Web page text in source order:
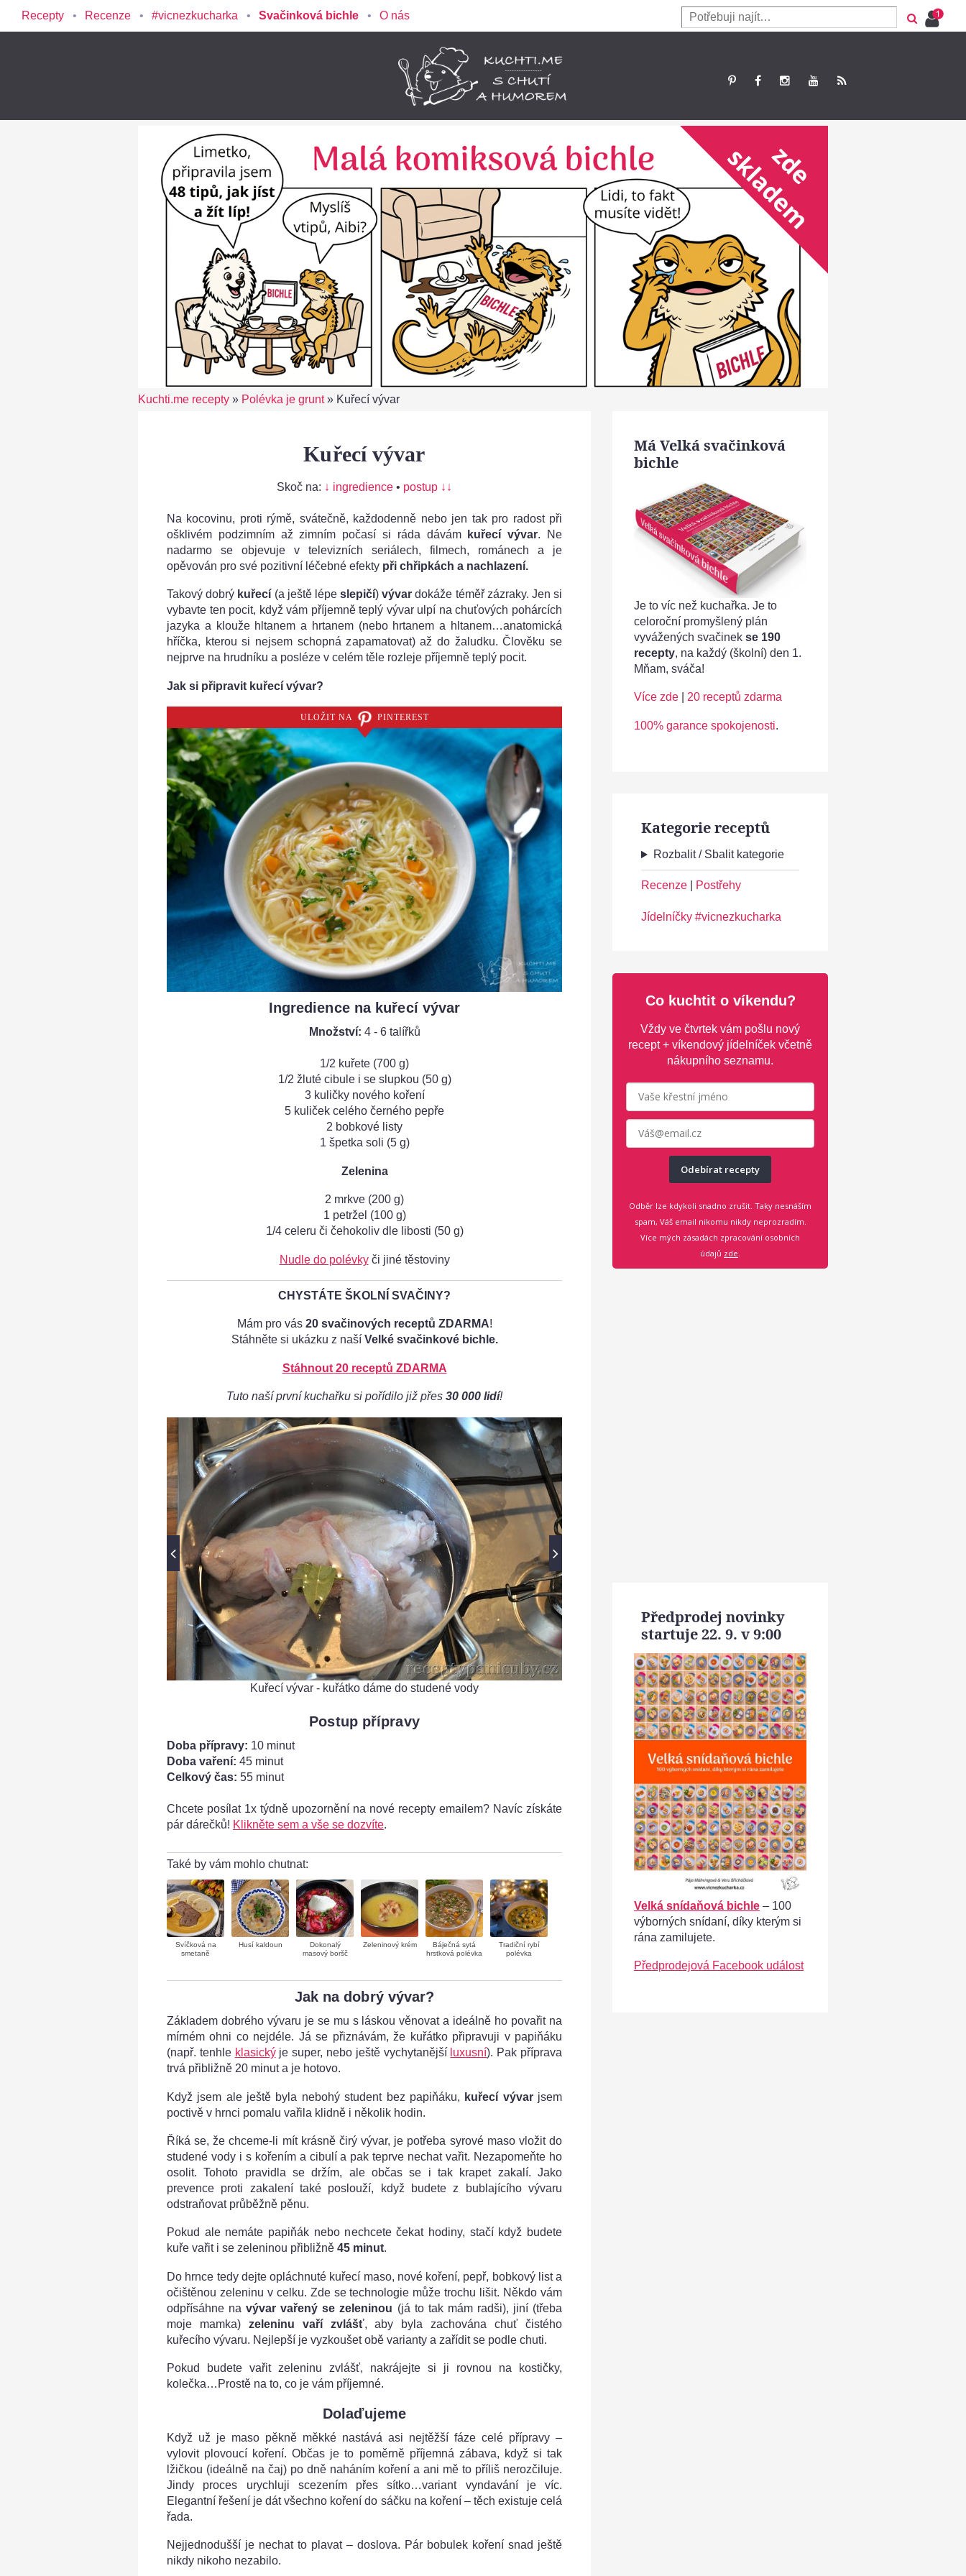
Recepty Recenze #vicnezkucharka Svačinková bichle O nás
Kuchti.me recepty » Polévka je grunt» Kuřecí vývar
Kuřecí vývar
Skoč na: ↓ ingredience • postup ↓↓
Na kocovinu, proti rýmě, svátečně, každodenně nebo jen tak pro radost při
ošklivém podzimním až zimním počasí si ráda dávám
kuřecí vývar. Ne
nadarmo se objevuje v televizních seriálech, filmech, románech a je
opěvován pro své pozitivní léčebné efekty při chřipkách a nachlazení.
Takový dobrý kuřecí (a ještě lépeslepičí)vývar dokáže téměř zázraky. Jen si
vybavte ten pocit, když vám příjemně teplý vývar ulpí na chuťových pohárcích
jazyka a klouže hltanem a hrtanem (nebo hrtanem a hltanem…anatomická
hříčka, kterou si nejsem schopná zapamatovat) až do žaludku. Člověku se
nejprve na hrudníku a posléze v celém těle rozleje příjemně teplý pocit.
Jak si připravit kuřecí vývar?
ULOŽIT NA PINTEREST
Ingredience na kuřecí vývar
Množství: 4 - 6 talířků
1/2 kuřete (700 g)
1/2 žluté cibule i se slupkou (50 g)
3 kuličky nového koření
5 kuliček celého černého pepře
2 bobkové listy
1 špetka soli (5 g)
Zelenina
2 mrkve (200 g)
1 petržel (100 g)
1/4 celeru či čehokoliv dle libosti (50 g)
Nudle do polévkyči jiné těstoviny
CHYSTÁTE ŠKOLNÍ SVAČINY?
Mám pro vás 20 svačinových receptů ZDARMA!
Stáhněte si ukázku z naší Velké svačinkové bichle.
Stáhnout 20 receptů ZDARMA
Tuto naší první kuchařku si pořídilo již přes 30 000 lidí!
Kuřecí vývar - kuřátko dáme do studené vody Kuřecí vývar - do vývaru dáme masíčko
Postup přípravy
Doba přípravy: 10 minut
Doba vaření: 45 minut
Celkový čas: 55 minut
Chcete posílat 1x týdně upozornění na nové recepty emailem? Navíc získáte
pár dárečků! Klikněte sem a vše se dozvíte.
Také by vám mohlo chutnat:
Svíčková na
smetaně
Husí kaldoun
Dokonalý
masový boršč
Zeleninový krém
Báječná sytá
hrstková polévka
Tradiční rybí
polévka
Jak na dobrý vývar?
Základem dobrého vývaru je se mu s láskou věnovat a ideálně ho povařit na
mírném ohni co nejdéle. Já se přiznávám, že kuřátko připravuji v papiňáku
(např. tenhle klasickýje super, nebo ještě vychytanější luxusní). Pak příprava
trvá přibližně 20 minut a je hotovo.
Když jsem ale ještě byla nebohý student bez papiňáku, kuřecí vývarjsem
poctivě v hrnci pomalu vařila klidně i několik hodin.
Říká se, že chceme-li mít krásně čirý vývar, je potřeba syrové maso vložit do
studené vody i s kořením a cibulí a pak teprve nechat vařit. Nezapomeňte ho
osolit. Tohoto pravidla se držím, ale občas se i tak krapet zakalí. Jako
prevence proti zakalení také poslouží, když budete z bublajícího vývaru
odstraňovat průběžně pěnu.
Pokud ale nemáte papiňák nebo nechcete čekat hodiny, stačí když budete
kuře vařit i se zeleninou přibližně 45 minut.
Do hrnce tedy dejte opláchnuté kuřecí maso, nové koření, pepř, bobkový list a
očištěnou zeleninu v celku. Zde se technologie může trochu lišit. Někdo vám
odpřísáhne navývar vařený se zeleninou (já to tak mám radši), jiní (třeba
moje mamka) zeleninu vaří zvlášť, aby byla zachována chuť čistého
kuřecího vývaru. Nejlepší je vyzkoušet obě varianty a zařídit se podle chuti.
Pokud budete vařit zeleninu zvlášť, nakrájejte si ji rovnou na kostičky,
kolečka…Prostě na to, co je vám příjemné.
Dolaďujeme
Když už je maso pěkně měkké nastává asi nejtěžší fáze celé přípravy –
vylovit plovoucí koření. Občas je to poměrně příjemná zábava, když si tak
lžičkou (ideálně na čaj) po dně naháním koření a ani mě to příliš nerozčiluje.
Jindy proces urychluji scezením přes sítko…variant vyndavání je víc.
Elegantní řešení je dát všechno koření do sáčku na koření – těch existuje celá
řada.
Nejjednodušší je nechat to plavat – doslova. Pár bobulek koření snad ještě
nikdy nikoho nezabilo.
Má Velká svačinková
bichle
Je to víc než kuchařka. Je to
celoroční promyšlený plán
vyvážených svačinek se 190
recepty, na každý (školní) den 1.
Mňam, sváča!
Více zde 20 receptů zdarma
100% garance spokojenosti.
Kategorie receptů
Rozbalit / Sbalit kategorie
Recenze Postřehy
Jídelníčky #vicnezkucharka
Co kuchtit o víkendu?
Vždy ve čtvrtek vám pošlu nový
recept + víkendový jídelníček včetně
nákupního seznamu.
Odebírat recepty
Odběr lze kdykoli snadno zrušit. Taky nesnáším
spam, Váš email nikomu nikdy neprozradím.
Více mých zásadách zpracování osobních
údajů zde
Předprodej novinky
startuje 22. 9. v 9:00
Velká snídaňová bichle – 100
výborných snídaní, díky kterým si
rána zamilujete.
Předprodejová Facebook událost